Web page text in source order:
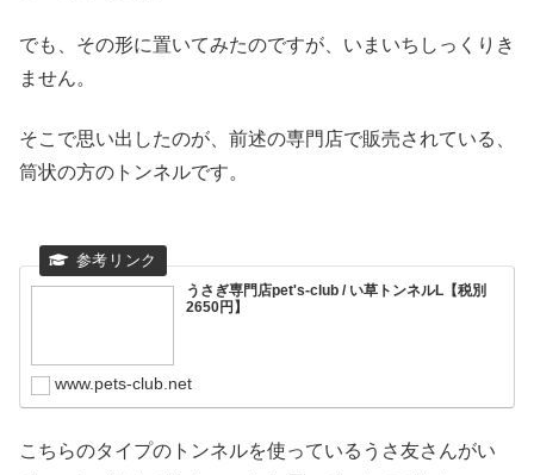
でも、その形に置いてみたのですが、いまいちしっくりき
ません。
そこで思い出したのが、前述の専門店で販売されている、
筒状の方のトンネルです。
うさぎ専門店pet's-club / い草トンネルL【税別
2650円】
www.pets-club.net
こちらのタイプのトンネルを使っているうさ友さんがい